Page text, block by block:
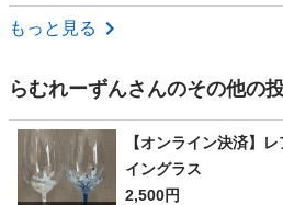
東京 北区
もっと見る
らむれーずんさんのその他の
【オンライン決済
イングラス
2,500円